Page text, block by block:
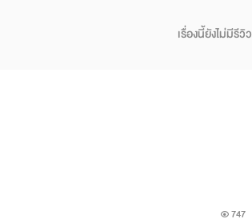
เรื่องนี้ยังไม่มีรีวิว
747